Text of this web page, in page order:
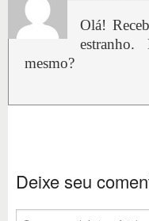
Olá!
mesmo?
Deixe seu